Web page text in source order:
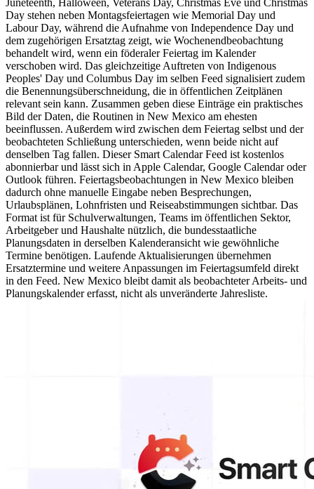
Juneteenth, Halloween, Veterans Day, Christmas Eve und Christmas
Day stehen neben Montagsfeiertagen wie Memorial Day und
Labour Day, während die Aufnahme von Independence Day und
dem zugehörigen Ersatztag zeigt, wie Wochenendbeobachtung
behandelt wird, wenn ein föderaler Feiertag im Kalender
verschoben wird. Das gleichzeitige Auftreten von Indigenous
Peoples' Day und Columbus Day im selben Feed signalisiert zudem
die Benennungsüberschneidung, die in öffentlichen Zeitplänen
relevant sein kann. Zusammen geben diese Einträge ein praktisches
Bild der Daten, die Routinen in New Mexico am ehesten
beeinflussen. Außerdem wird zwischen dem Feiertag selbst und der
beobachteten Schließung unterschieden, wenn beide nicht auf
denselben Tag fallen. Dieser Smart Calendar Feed ist kostenlos
abonnierbar und lässt sich in Apple Calendar, Google Calendar oder
Outlook führen. Feiertagsbeobachtungen in New Mexico bleiben
dadurch ohne manuelle Eingabe neben Besprechungen,
Urlaubsplänen, Lohnfristen und Reiseabstimmungen sichtbar. Das
Format ist für Schulverwaltungen, Teams im öffentlichen Sektor,
Arbeitgeber und Haushalte nützlich, die bundesstaatliche
Planungsdaten in derselben Kalenderansicht wie gewöhnliche
Termine benötigen. Laufende Aktualisierungen übernehmen
Ersatztermine und weitere Anpassungen im Feiertagsumfeld direkt
in den Feed. New Mexico bleibt damit als beobachteter Arbeits- und
Planungskalender erfasst, nicht als unveränderte Jahresliste.